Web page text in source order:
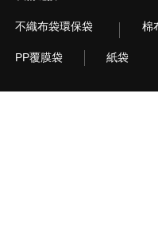
不織布袋環保袋 棉
PP覆膜袋 紙袋